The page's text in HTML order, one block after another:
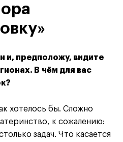
и, предположу, видите
В чём для вас
хотелось бы. Сложно
к сожалению:
задач. Что касается